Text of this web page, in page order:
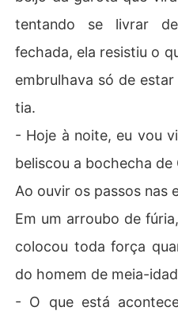
tentando se livrar
fechada, ela resistiu o
embrulhava só de
tia.
- Hoje à noite, eu vou
beliscou a bochecha de
Ao ouvir os passos nas
Em um arroubo de
colocou toda força
do homem de meia-
- O que está